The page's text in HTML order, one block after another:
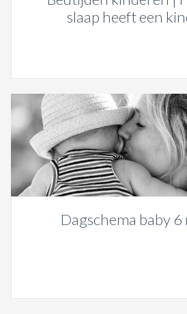
slaap heeft een
Dagschema baby 6